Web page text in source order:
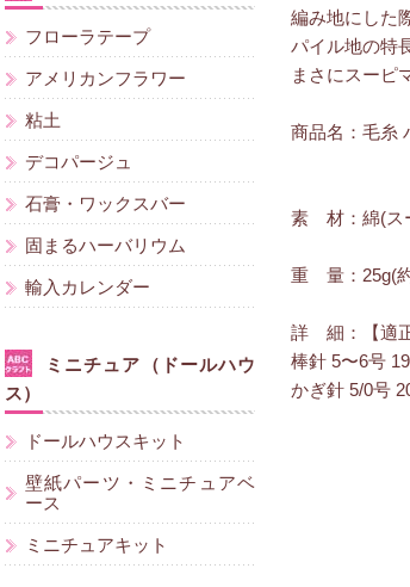
編み地にした
パイル地の特
まさにスーピ
商品名：毛糸
素 材：綿(ス
重 量：25g(
詳 細：【適正
棒針 5〜6号
かぎ針 5/0号
フローラテープ
アメリカンフラワー
粘土
デコパージュ
石膏・ワックスバー
固まるハーバリウム
輸入カレンダー
ミニチュア（ドールハウ
ス）
ドールハウスキット
壁紙パーツ・ミニチュアベ
ース
ミニチュアキット